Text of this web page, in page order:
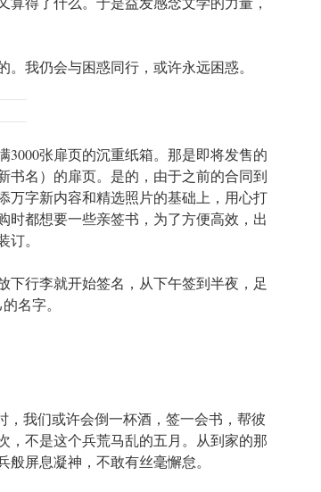
我仍会与困惑同行，或许永远困惑。
张扉页的沉重纸箱。那是即将发售的
书名）的扉页。是的，由于之前的合同到
万字新内容和精选照片的基础上，用心打
时都想要一些亲签书，为了方便高效，出
。
下行李就开始签名，从下午签到半夜，足
名字。
，我们或许会倒一杯酒，签一会书，帮彼
，不是这个兵荒马乱的五月。从到家的那
屏息凝神，不敢有丝毫懈怠。